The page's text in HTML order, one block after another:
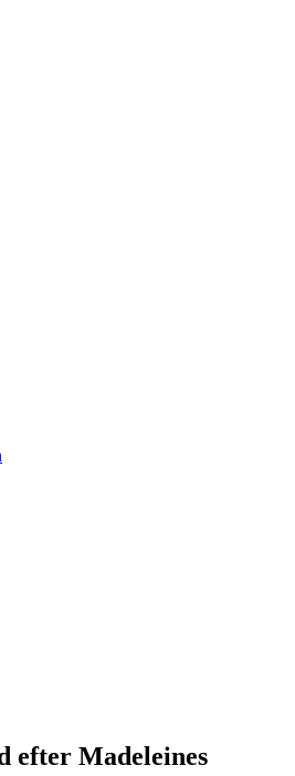
efter Madeleines